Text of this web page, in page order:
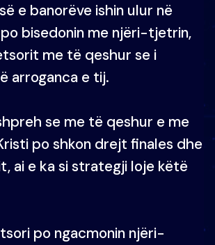
e banorëve ishin ulur në
bisedonin me njëri-tjetrin,
me të qeshur se i
arroganca e tij.
se me të qeshur e me
po shkon drejt finales dhe
ai e ka si strategji loje këtë
po ngacmonin njëri-